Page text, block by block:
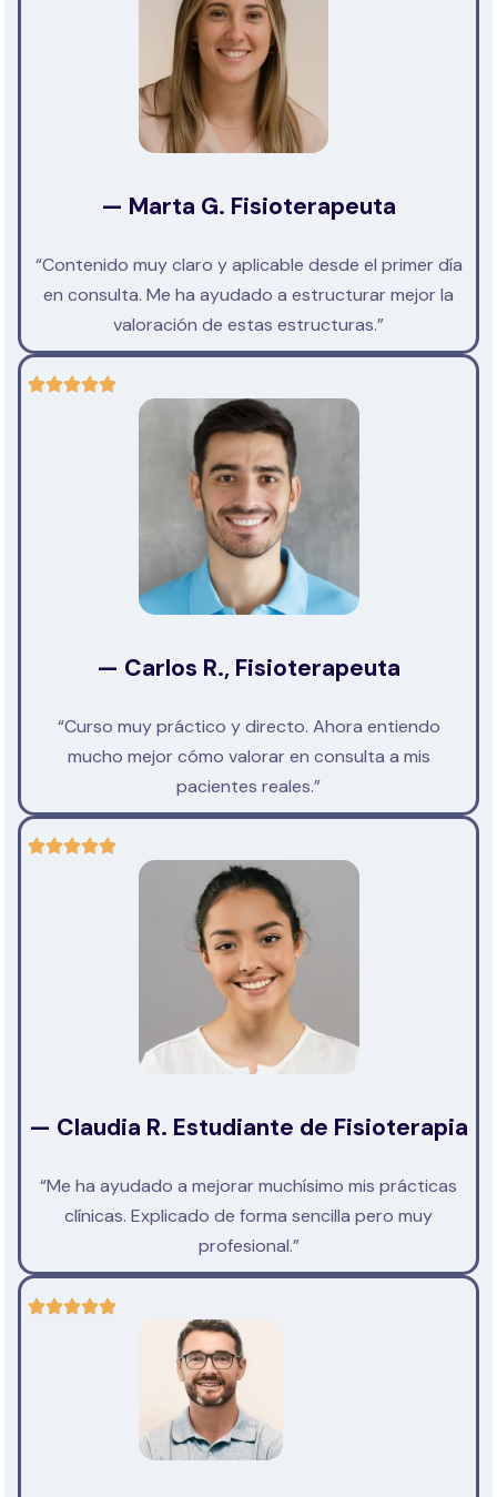
— Marta G. Fisioterapeuta
“Contenido muy claro y aplicable desde el primer día
en consulta. Me ha ayudado a estructurar mejor la
valoración de estas estructuras.”
— Carlos R., Fisioterapeuta
“Curso muy práctico y directo. Ahora entiendo
mucho mejor cómo valorar en consulta a mis
pacientes reales.”
— Claudia R. Estudiante de Fisioterapia
“Me ha ayudado a mejorar muchísimo mis prácticas
clínicas. Explicado de forma sencilla pero muy
profesional.”